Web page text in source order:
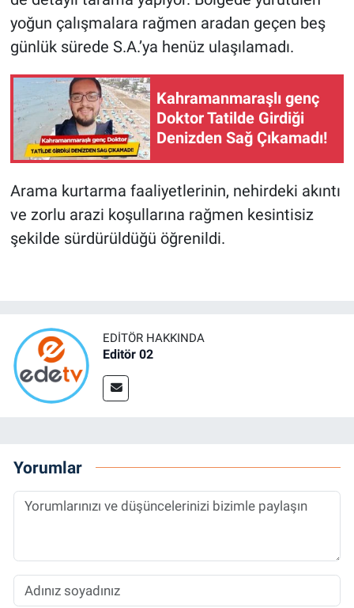
yoğun çalışmalara rağmen aradan geçen beş
günlük sürede S.A.’ya henüz ulaşılamadı.
Kahramanmaraşlı genç
Doktor Tatilde Girdiği
Denizden Sağ Çıkamadı!
Arama kurtarma faaliyetlerinin, nehirdeki akıntı
ve zorlu arazi koşullarına rağmen kesintisiz
şekilde sürdürüldüğü öğrenildi.
EDITÖR HAKKINDA
Editör 02
Yorumlar